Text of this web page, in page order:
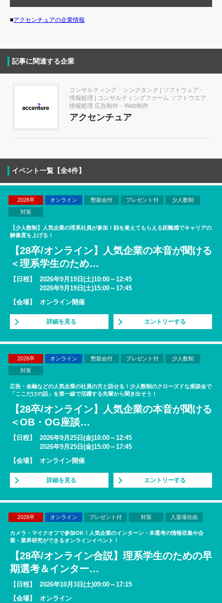
■アクセンチュアの企業情報
記事に関連する企業
コンサルティング・シンクタンク | ソフトウェア・
情報処理 | コンサルティングファーム ソフトウエア
情報処理 広告制作・Web制作
アクセンチュア
イベント一覧【全4件】
2028卒 オンライン 懇親会付 プレゼント付
少人数制
対策
【少人数制】人気企業の理系社員が参加！顔を覚えてもらえる距離感でキャリアの
解像度を上げる！
【28卒/オンライン】人気企業の本音が聞ける
＜理系学生のため…
【日程】
2026年9月19日(土)10:00～12:45
2026年9月19日(土)15:00～17:45
【会場】
オンライン開催
詳細を見る エントリーする
2028卒 オンライン 懇親会付 プレゼント付
少人数制
対策
広告・金融などの人気企業の社員の方と話せる！少人数制のクローズドな座談会で
「ここだけの話」を第一線で活躍する先輩から聞き出そう！
【28卒/オンライン】人気企業の本音が聞ける
＜OB・OG座談…
【日程】
2026年9月25日(金)10:00～12:45
2026年9月25日(金)15:00～17:45
【会場】
オンライン開催
詳細を見る エントリーする
2028卒 オンライン プレゼント付 対策 入退場自由
カメラ・マイクオフで参加OK！人気企業のインターン・本選考の情報収集や企
業・業界研究ができるオンラインイベント！
【28卒/オンライン合説】理系学生のための早
期選考＆インター…
【日程】
2026年10月3日(土)09:00～17:15
【会場】
オンライン